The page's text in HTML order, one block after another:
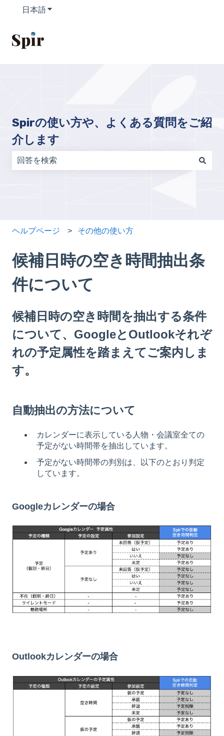
日本語翻訳のサブメニューを表示
Spirの使い方や、よくある質問をご紹
介します
ヘルプページ その他の使い方
候補日時の空き時間抽出条
件について
候補日時の空き時間を抽出する条件
について、GoogleとOutlookそれぞ
れの予定属性を踏まえてご案内しま
す。
自動抽出の方法について
カレンダーに表示している人物・会議室全ての
予定がない時間帯を抽出しています。
予定がない時間帯の判別は、以下のとおり判定
しています。
Googleカレンダーの場合
Outlookカレンダーの場合